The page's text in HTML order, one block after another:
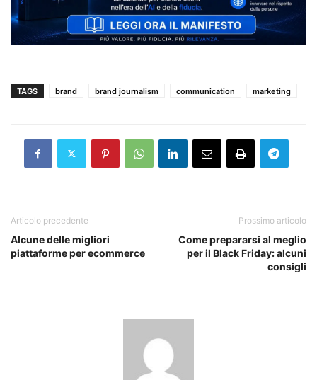
TAGS brand brand journalism communication marketing
Articolo precedente
Alcune delle migliori
piattaforme per ecommerce
Prossimo articolo
Come prepararsi al meglio
per il Black Friday: alcuni
consigli